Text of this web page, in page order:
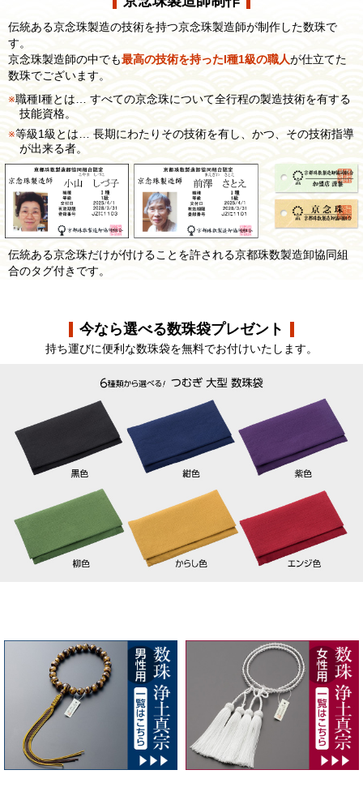
伝統ある京念珠製造の技術を持つ京念珠製造師が制作した数珠で
す。
京念珠製造師の中でも最高の技術を持ったI種1級の職人が仕立てた
数珠でございます。
職種I種とは… すべての京念珠について全行程の製造技術を有する
技能資格。
等級1級とは… 長期にわたりその技術を有し、かつ、その技術指導
が出来る者。
伝統ある京念珠だけが付けることを許される京都珠数製造卸協同組
合のタグ付きです。
今なら選べる数珠袋プレゼント
持ち運びに便利な数珠袋を無料でお付けいたします。